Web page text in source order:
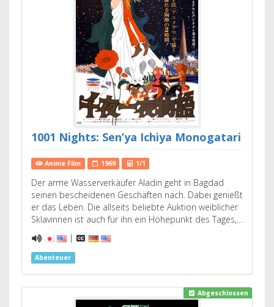
1001 Nights: Sen’ya Ichiya Monogatari
Anime Film 1969 1/1
Der arme Wasserverkäufer Aladin geht in Bagdad
seinen bescheidenen Geschäften nach. Dabei genießt
er das Leben. Die allseits beliebte Auktion weiblicher
Sklavinnen ist auch für ihn ein Höhepunkt des Tages,…
|
Abenteuer
Abgeschlossen